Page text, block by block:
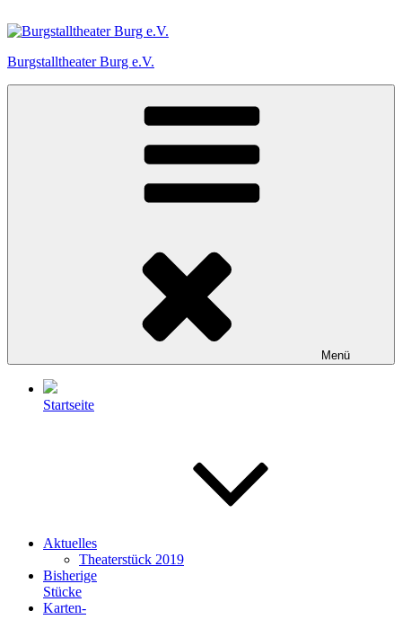
Inhalt
Burgstalltheater Burg e.V.
Menü
Startseite
Aktuelles
Theaterstück 2019
Bisherige
Stücke
Karten-